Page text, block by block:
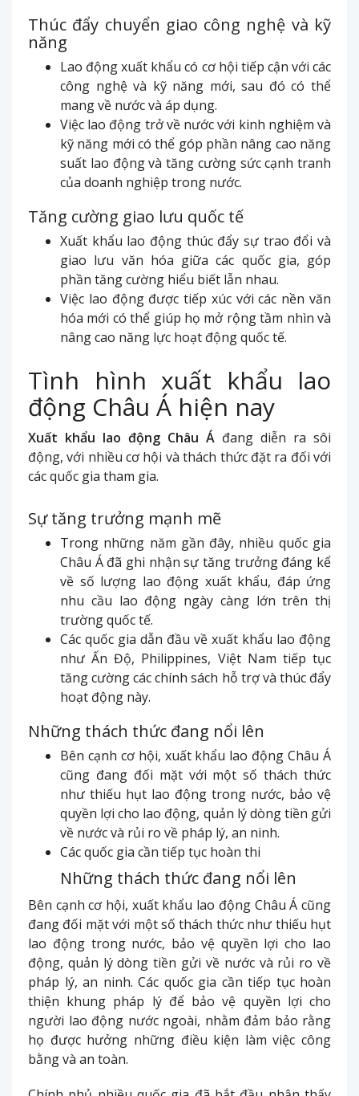
Thúc đẩy chuyển giao công nghệ và kỹ
năng
Lao động xuất khẩu có cơ hội tiếp cận với các
công nghệ và kỹ năng mới, sau đó có thể
mang về nước và áp dụng.
Việc lao động trở về nước với kinh nghiệm và
kỹ năng mới có thể góp phần nâng cao năng
suất lao động và tăng cường sức cạnh tranh
của doanh nghiệp trong nước.
Tăng cường giao lưu quốc tế
Xuất khẩu lao động thúc đẩy sự trao đổi và
giao lưu văn hóa giữa các quốc gia, góp
phần tăng cường hiểu biết lẫn nhau.
Việc lao động được tiếp xúc với các nền văn
hóa mới có thể giúp họ mở rộng tầm nhìn và
nâng cao năng lực hoạt động quốc tế.
Tình hình xuất khẩu lao
động Châu Á hiện nay
Xuất khẩu lao động Châu Á đang diễn ra sôi
động, với nhiều cơ hội và thách thức đặt ra đối với
các quốc gia tham gia.
Sự tăng trưởng mạnh mẽ
Trong những năm gần đây, nhiều quốc gia
Châu Á đã ghi nhận sự tăng trưởng đáng kể
về số lượng lao động xuất khẩu, đáp ứng
nhu cầu lao động ngày càng lớn trên thị
trường quốc tế.
Các quốc gia dẫn đầu về xuất khẩu lao động
như Ấn Độ, Philippines, Việt Nam tiếp tục
tăng cường các chính sách hỗ trợ và thúc đẩy
hoạt động này.
Những thách thức đang nổi lên
Bên cạnh cơ hội, xuất khẩu lao động Châu Á
cũng đang đối mặt với một số thách thức
như thiếu hụt lao động trong nước, bảo vệ
quyền lợi cho lao động, quản lý dòng tiền gửi
về nước và rủi ro về pháp lý, an ninh.
Các quốc gia cần tiếp tục hoàn thi
Những thách thức đang nổi lên
Bên cạnh cơ hội, xuất khẩu lao động Châu Á cũng
đang đối mặt với một số thách thức như thiếu hụt
lao động trong nước, bảo vệ quyền lợi cho lao
động, quản lý dòng tiền gửi về nước và rủi ro về
pháp lý, an ninh. Các quốc gia cần tiếp tục hoàn
thiện khung pháp lý để bảo vệ quyền lợi cho
người lao động nước ngoài, nhằm đảm bảo rằng
họ được hưởng những điều kiện làm việc công
bằng và an toàn.